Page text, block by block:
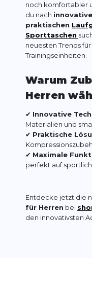
noch komfortabler
du nach
praktischen
Sporttaschen
neuesten Trends
Trainingseinheiten.
Warum
Herren
✔ Innovative
Materialien und
✔ Praktische
✔ Maximale
perfekt auf
Entdecke jetzt die
für Herren bei
den innovativsten